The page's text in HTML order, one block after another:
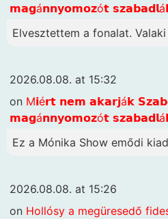
𝗺𝗮𝗴á𝗻𝗻𝘆𝗼𝗺𝗼𝘇ó𝘁
Elvesztettem a fonalat.
2026.08.08. at 15:32
on M𝗶é𝗿𝘁 𝗻𝗲𝗺 𝗮𝗸𝗮𝗿𝗷á𝗸
𝗺𝗮𝗴á𝗻𝗻𝘆𝗼𝗺𝗼𝘇ó𝘁
Ez a Mónika Show emődi
2026.08.08. at 15:26
on Hollósy a megüresedő